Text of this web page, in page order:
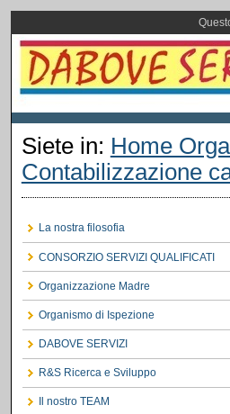
Siete in: Home
Contabilizzazione
La nostra filosofia
CONSORZIO SERVIZI QUALIFICATI
Organizzazione Madre
Organismo di Ispezione
DABOVE SERVIZI
R&S Ricerca e Sviluppo
Il nostro TEAM